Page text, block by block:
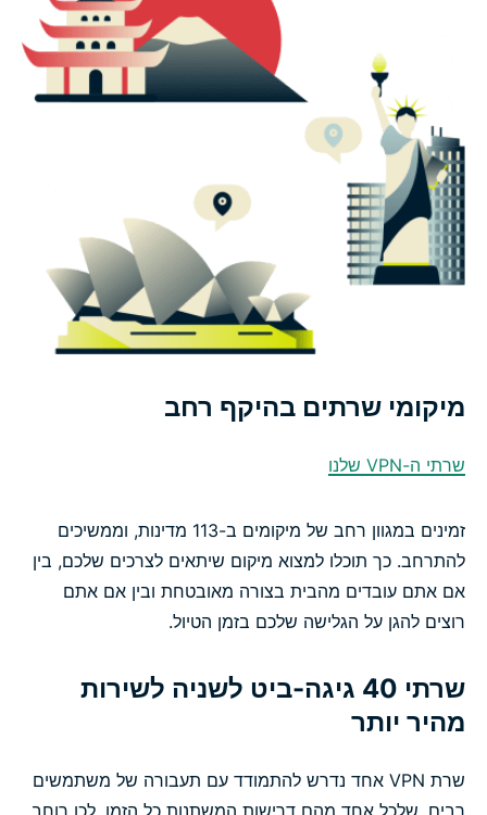
מיקומי שרתים בהיקף רחב
שרתי ה-VPN שלנו
זמינים במגוון רחב של מיקומים ב-113 מדינות, וממשיכים
להתרחב. כך תוכלו למצוא מיקום שיתאים לצרכים שלכם, בין
אם אתם עובדים מהבית בצורה מאובטחת ובין אם אתם
רוצים להגן על הגלישה שלכם בזמן הטיול.
שרתי 40 גיגה-ביט לשניה לשירות
מהיר יותר
שרת VPN אחד נדרש להתמודד עם תעבורה של משתמשים
רבים, שלכל אחד מהם דרישות המשתנות כל הזמן. לכן רוחב